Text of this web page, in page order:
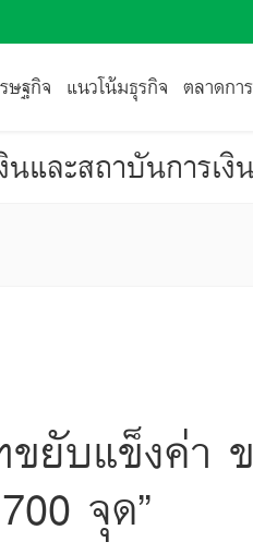
ษฐกิจ แนวโน้มธุรกิจ ตลาดกา
นและสถาบันการเงิ
ขยับแข็งค่
จุด”